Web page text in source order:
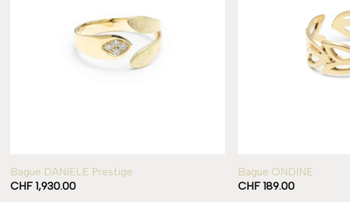
Bague DANIELE Prestige
CHF1,930.00
Bague ONDINE
CHF 189.00